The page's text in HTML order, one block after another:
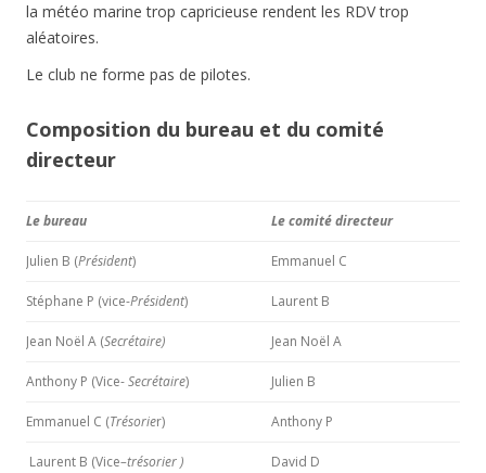
la météo marine trop capricieuse rendent les RDV trop
aléatoires.
Le club ne forme pas de pilotes.
Composition du bureau et du comité
directeur
Le bureau Le comité directeur
Julien B (Président) Emmanuel C
Stéphane P (vice-Président) Laurent B
Jean Noël A (Secrétaire) Jean Noël A
Anthony P (Vice-Secrétaire) Julien B
Emmanuel C (Trésorier) Anthony P
Laurent B (Vice–trésorier ) David D